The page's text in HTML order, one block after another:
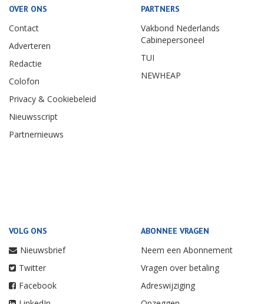
OVER ONS
Contact
Adverteren
Redactie
Colofon
Privacy & Cookiebeleid
Nieuwsscript
Partnernieuws
PARTNERS
Vakbond Nederlands
Cabinepersoneel
TUI
NEWHEAP
VOLG ONS
Nieuwsbrief
Twitter
Facebook
ABONNEE VRAGEN
Neem een Abonnement
Vragen over betaling
Adreswijziging